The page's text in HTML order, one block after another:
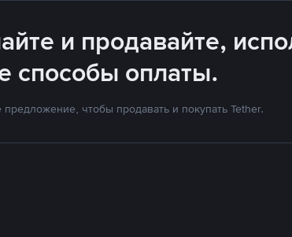
и продавайте,
способы оплаты.
чтобы продавать и покупать Tether.